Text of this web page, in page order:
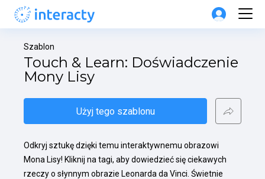
Szablon
Touch & Learn: Doświadczenie
Mony Lisy
Użyj tego szablonu
Odkryj sztukę dzięki temu interaktywnemu obrazowi
Mona Lisy! Kliknij na tagi, aby dowiedzieć się ciekawych
rzeczy o słynnym obrazie Leonarda da Vinci. Świetnie